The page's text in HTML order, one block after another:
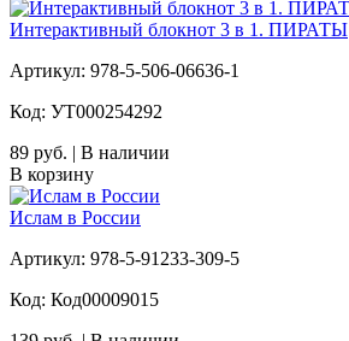
Интерактивный блокнот 3 в 1. ПИРАТЫ
Артикул: 978-5-506-06636-1
Код: УТ000254292
89 руб. | В наличии
В корзину
Ислам в России
Артикул: 978-5-91233-309-5
Код: Код00009015